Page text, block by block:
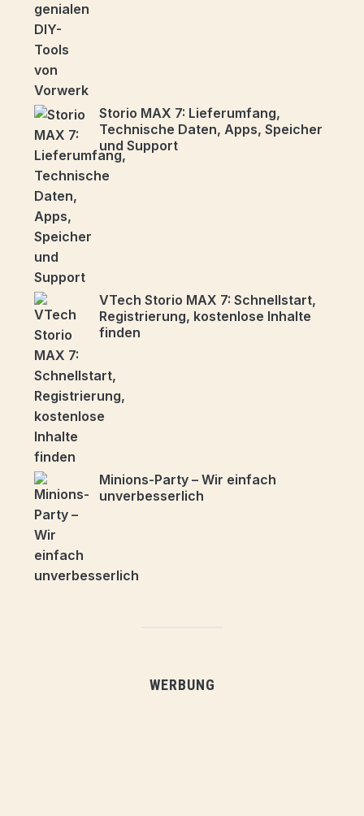
Storio MAX 7: Lieferumfang,
Technische Daten, Apps, Speicher
und Support
VTech Storio MAX 7: Schnellstart,
Registrierung, kostenlose Inhalte
finden
Minions-Party – Wir einfach
unverbesserlich
WERBUNG